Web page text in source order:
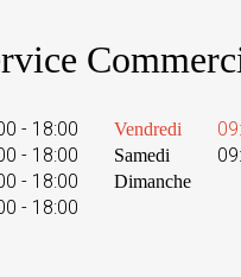
- 18:00
- 18:00
- 18:00
- 18:00
Vendredi
Samedi
Dimanche